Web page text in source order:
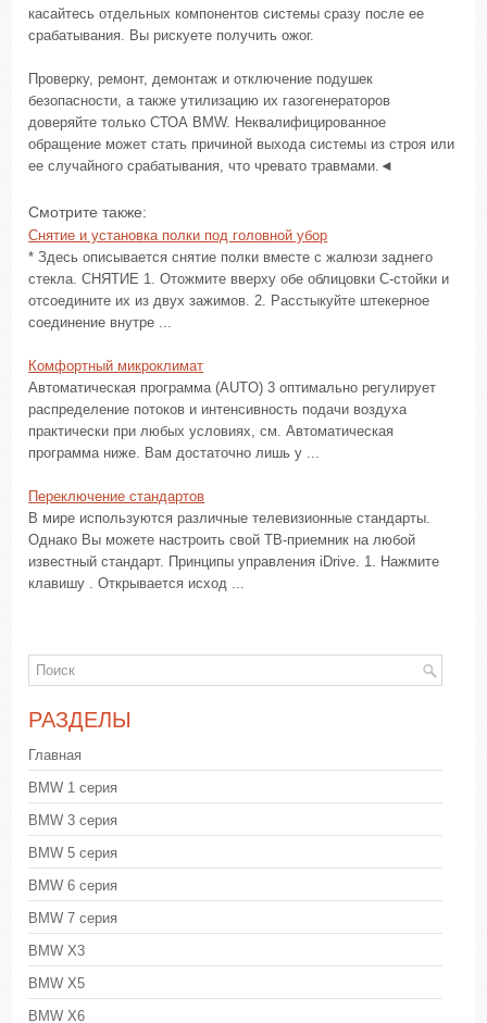
касайтесь отдельных компонентов системы сразу после ее
срабатывания. Вы рискуете получить ожог.
Проверку, ремонт, демонтаж и отключение подушек
безопасности, а также утилизацию их газогенераторов
доверяйте только СТОА BMW. Неквалифицированное
обращение может стать причиной выхода системы из строя или
ее случайного срабатывания, что чревато травмами.◄
Смотрите также:
Снятие и установка полки под головной убор
* Здесь описывается снятие полки вместе с жалюзи заднего
стекла. СНЯТИЕ 1. Отожмите вверху обе облицовки С-стойки и
отсоедините их из двух зажимов. 2. Расстыкуйте штекерное
соединение внутре ...
Комфортный микроклимат
Автоматическая программа (AUTO) 3 оптимально регулирует
распределение потоков и интенсивность подачи воздуха
практически при любых условиях, см. Автоматическая
программа ниже. Вам достаточно лишь у ...
Переключение стандартов
В мире используются различные телевизионные стандарты.
Однако Вы можете настроить свой ТВ-приемник на любой
известный стандарт. Принципы управления iDrive. 1. Нажмите
клавишу . Открывается исход ...
РАЗДЕЛЫ
Главная
BMW 1 серия
BMW 3 серия
BMW 5 серия
BMW 6 серия
BMW 7 серия
BMW X3
BMW X5
BMW X6